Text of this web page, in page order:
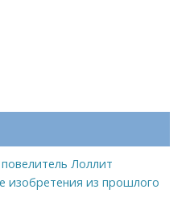
Лоллит
изобретения из прошлого